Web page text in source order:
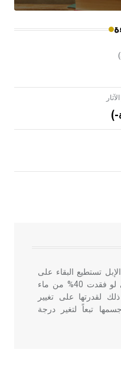
)
نوع من الفنون
بالعمارة الإسلامية
ومصر خاصة، حيث يحرص
تستطيع البقاء على
قيد الحياة حتى لو فقدت 40% من ماء
لقدرتها على تغيير
تبعاً لتغير درجة